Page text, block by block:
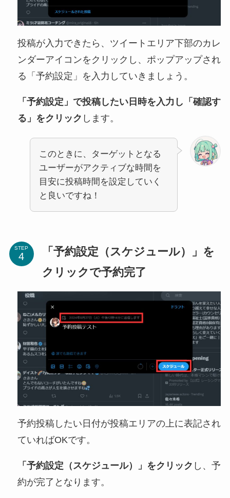
投稿が入力できたら、ツイートエリア下部のカレ
ンダーアイコンをクリックし、ポップアップされ
る「予約設定」を入力していきましょう。
「予約設定」で投稿したい日時を入力し「確認す
る」をクリック します。
このときに、ターゲットとなる
ユーザーがアクティブな時間を
目安に投稿時間を設定していく
と良いですね！
STEP
「予約設定（スケジュール）」を
クリックで予約完了
予約投稿したい日付が投稿エリアの上に表記され
ていればOKです。
「予約設定（スケジュール）」をクリック し、予
約が完了となります。